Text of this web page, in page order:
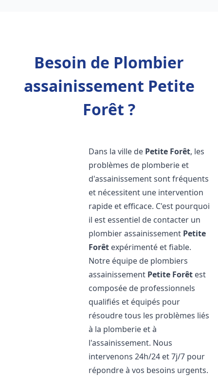
Besoin de Plombier
assainissement Petite
Forêt ?
Dans la ville de Petite Forêt, les
problèmes de plomberie et
d'assainissement sont fréquents
et nécessitent une intervention
rapide et efficace. C'est pourquoi
il est essentiel de contacter un
plombier assainissement Petite
Forêt expérimenté et fiable.
Notre équipe de plombiers
assainissement Petite Forêt est
composée de professionnels
qualifiés et équipés pour
résoudre tous les problèmes liés
à la plomberie et à
l'assainissement. Nous
intervenons 24h/24 et 7j/7 pour
répondre à vos besoins urgents.